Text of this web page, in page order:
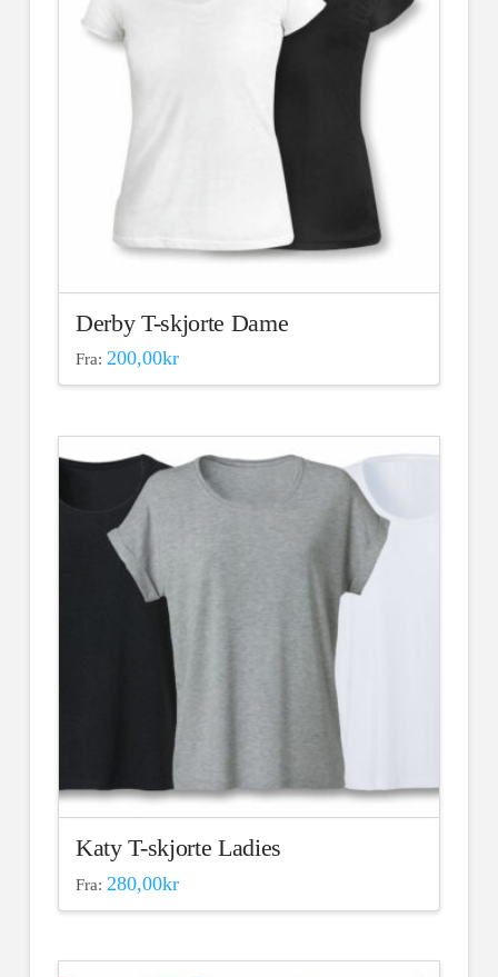
kan
velges
Derby T-skjorte Dame
Fra: 200,00kr
Dette
har
flere
varianter.
Alternativene
Katy T-skjorte Ladies
Fra: 280,00kr
har